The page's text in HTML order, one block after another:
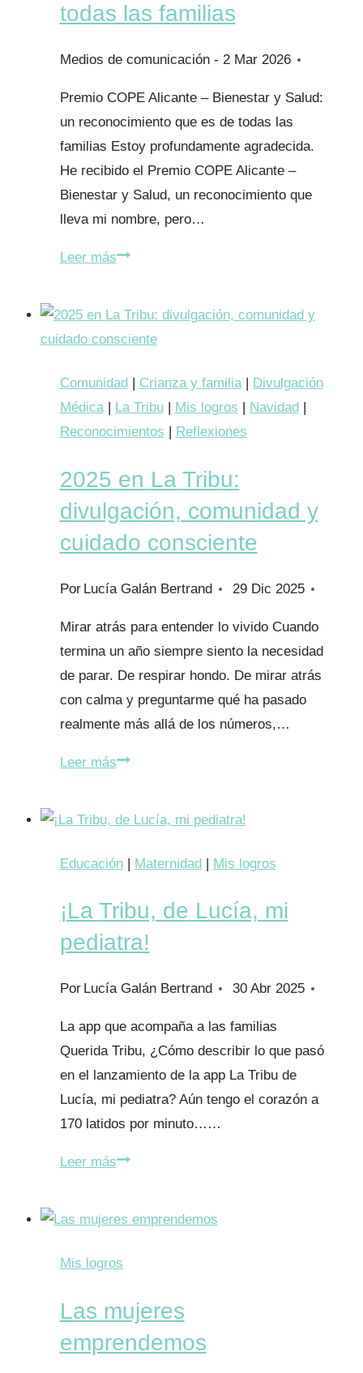
todas las familias
2 Mar 2026
Premio COPE Alicante – Bienestar y Salud:
un reconocimiento que es de todas las
familias Estoy profundamente agradecida.
He recibido el Premio COPE Alicante –
Bienestar y Salud, un reconocimiento que
lleva mi nombre, pero…
Leer másPremio
y
Salud:
un
que
de
todas
familias
Comunidad Crianza y familia|
Divulgación
Médica| La Tribu| Mis logros Navidad
Reconocimientos
Reflexiones
2025 en La Tribu:
divulgación, comunidad y
cuidado consciente
Por Lucía Galán Bertrand 29 Dic 2025
Mirar atrás para entender lo vivido Cuando
termina un año siempre siento la necesidad
de parar. De respirar hondo. De mirar atrás
con calma y preguntarme qué ha pasado
realmente más allá de los números,…
Leer más2025
divulgación,
y
cuidado
consciente
Educación| Maternidad| Mis logros
¡La Tribu, de Lucía, mi
pediatra!
Por Lucía Galán Bertrand 30 Abr 2025
La app que acompaña a las familias
Querida Tribu, ¿Cómo describir lo que pasó
en el lanzamiento de la app La Tribu de
Lucía, mi pediatra? Aún tengo el corazón a
170 latidos por minuto……
Leer más¡La
mi
Mis logros
Las mujeres
emprendemos